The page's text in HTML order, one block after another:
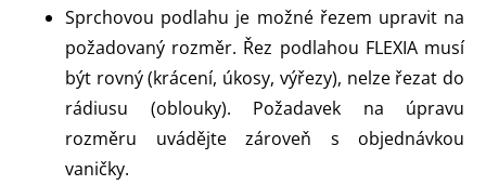
Sprchovou podlahu je možné řezem upravit na
požadovaný rozměr. Řez podlahou FLEXIA musí
být rovný (krácení, úkosy, výřezy), nelze řezat do
rádiusu (oblouky). Požadavek na úpravu
rozměru uvádějte zároveň s objednávkou
vaničky.